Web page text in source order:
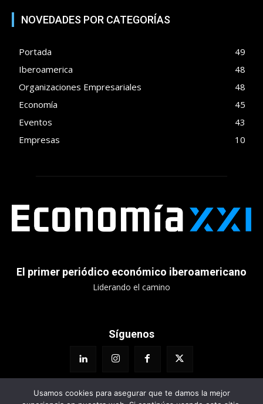
NOVEDADES POR CATEGORÍAS
Portada
49
Iberoamerica
48
Organizaciones Empresariales
48
Economía
45
Eventos
43
Empresas
10
El primer periódico económico iberoamericano
Liderando el camino
Síguenos
Usamos cookies para asegurar que te damos la mejor